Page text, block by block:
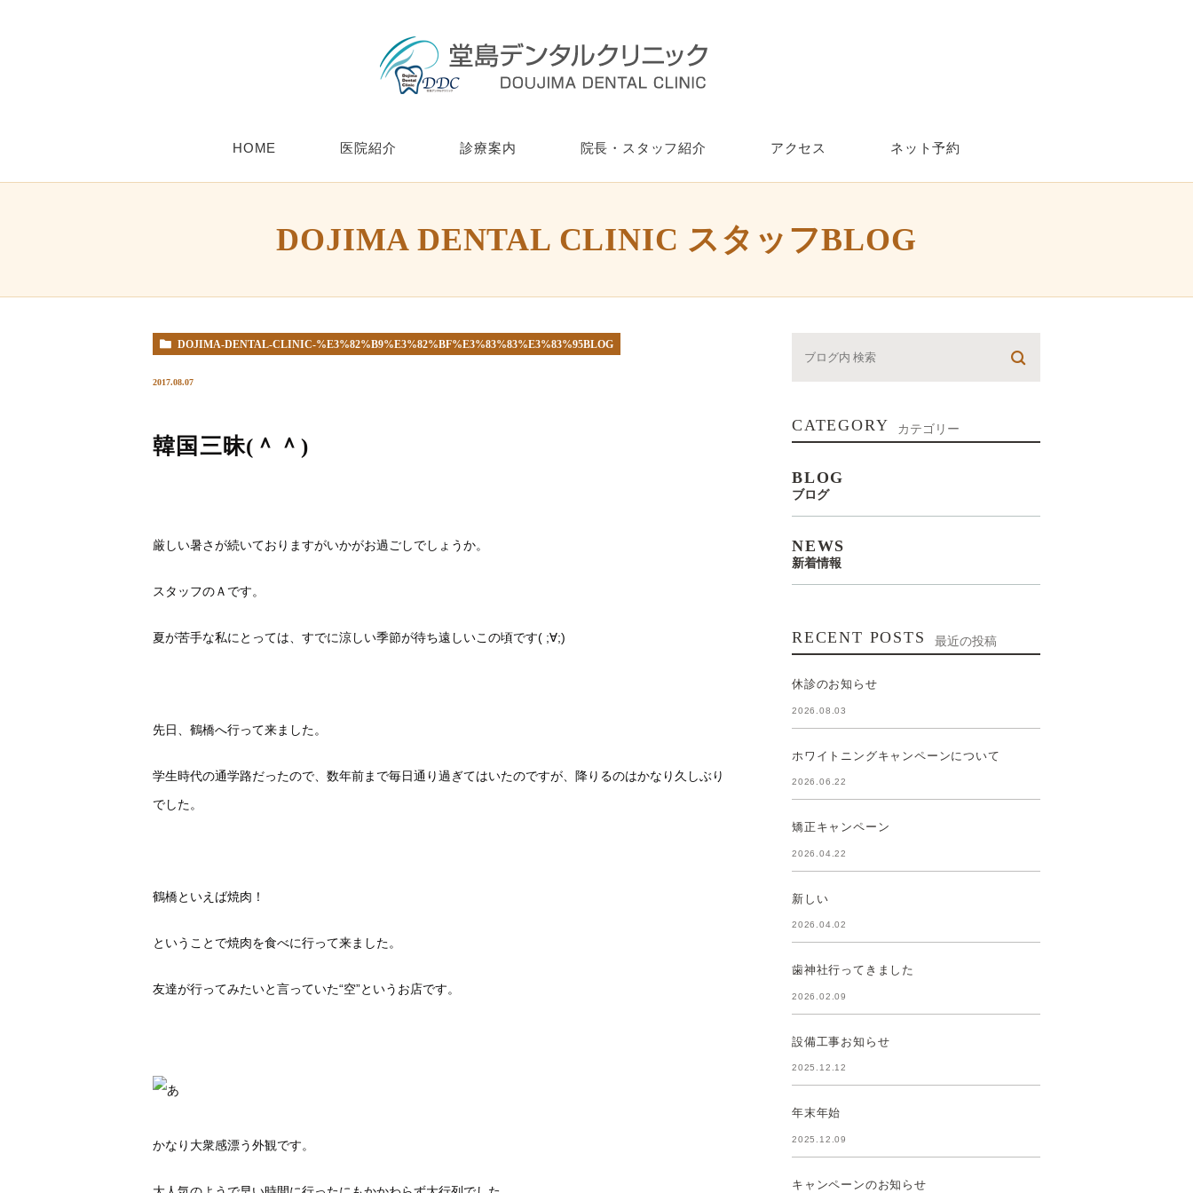
HOME 医院紹介 診療案内 院長・スタッフ紹介 アクセス ネット予約
DOJIMA DENTAL CLINIC スタッフBLOG
DOJIMA-DENTAL-CLINIC-%E3%82%B9%E3%82%BF%E3%83%83%E3%83%95BLOG
2017.08.07
韓国三昧(＾＾)
厳しい暑さが続いておりますがいかがお過ごしでしょうか。
スタッフのＡです。
夏が苦手な私にとっては、すでに涼しい季節が待ち遠しいこの頃です( ;∀;)
先日、鶴橋へ行って来ました。
学生時代の通学路だったので、数年前まで毎日通り過ぎてはいたのですが、降りるのはかなり久しぶり
でした。
鶴橋といえば焼肉！
ということで焼肉を食べに行って来ました。
友達が行ってみたいと言っていた“空”というお店です。
かなり大衆感漂う外観です。
CATEGORY カテゴリー
BLOG
ブログ
NEWS
新着情報
RECENT POSTS 最近の投稿
休診のお知らせ
2026.08.03
ホワイトニングキャンペーンについて
2026.06.22
矯正キャンペーン
2026.04.22
新しい
2026.04.02
歯神社行ってきました
2026.02.09
設備工事お知らせ
2025.12.12
年末年始
2025.12.09
キャンペーンのお知らせ